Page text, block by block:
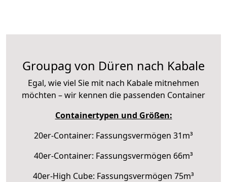
Groupag von Düren nach Kabale
Egal, wie viel Sie mit nach Kabale mitnehmen
möchten – wir kennen die passenden Container
Containertypen und Größen:
20er-Container: Fassungsvermögen 31m³
40er-Container: Fassungsvermögen 66m³
40er-High Cube: Fassungsvermögen 75m³